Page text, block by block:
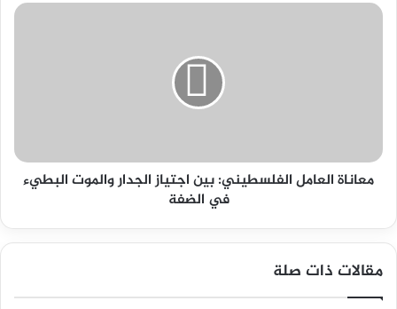
معاناة
في
الضفة
معاناة العامل الفلسطيني: بين اجتياز الجدار والموت البطيء
في الضفة
مقالات ذات صلة